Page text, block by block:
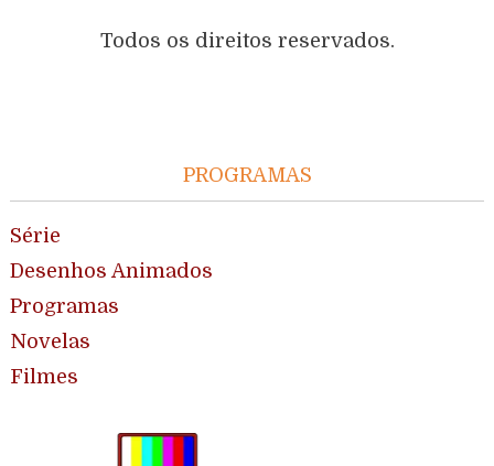
Todos os direitos reservados.
PROGRAMAS
Série
Desenhos Animados
Programas
Novelas
Filmes